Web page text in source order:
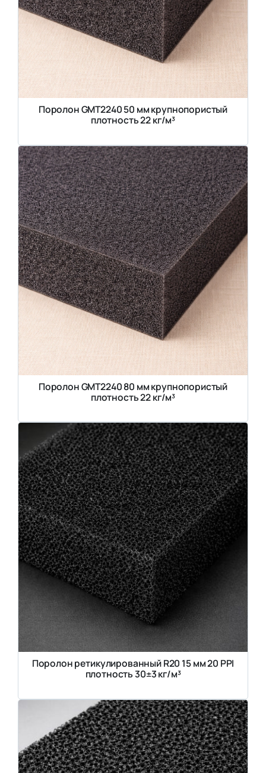
Поролон GMT2240 50 мм крупнопористый
плотность 22 кг/м³
Поролон GMT2240 80 мм крупнопористый
плотность 22 кг/м³
Поролон ретикулированный R20 15 мм 20 PPI
плотность 30±3 кг/м³